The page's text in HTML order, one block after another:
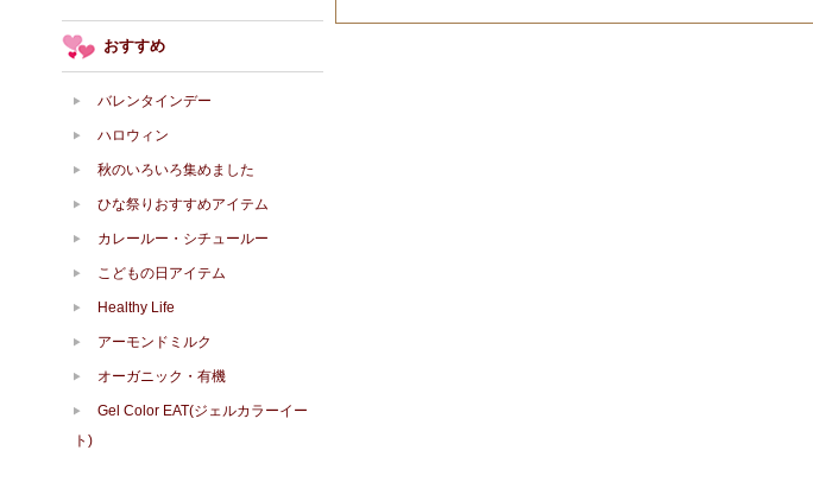
おすすめ
バレンタインデー
ハロウィン
秋のいろいろ集めました
ひな祭りおすすめアイテム
カレールー・シチュールー
こどもの日アイテム
Healthy Life
アーモンドミルク
オーガニック・有機
Gel Color EAT(ジェルカラーイー
ト)